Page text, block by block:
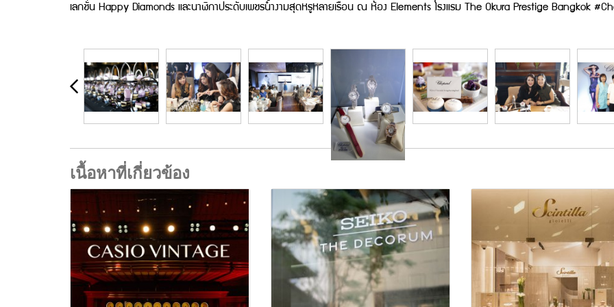
เลกชั่น Happy Diamonds และนาฬิกาประดับเพชรน้ำงามสุดหรูหลายเรือน ณ ห้อง Elements โรงแรม The Okura Prestige Bangkok
เนื้อหาที่เกี่ยวข้อง